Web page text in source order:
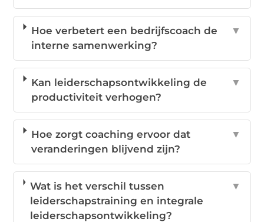
Hoe verbetert een bedrijfscoach de
interne samenwerking?
▼
Kan leiderschapsontwikkeling de
productiviteit verhogen?
▼
Hoe zorgt coaching ervoor dat
veranderingen blijvend zijn?
▼
Wat is het verschil tussen
leiderschapstraining en integrale
leiderschapsontwikkeling?
▼